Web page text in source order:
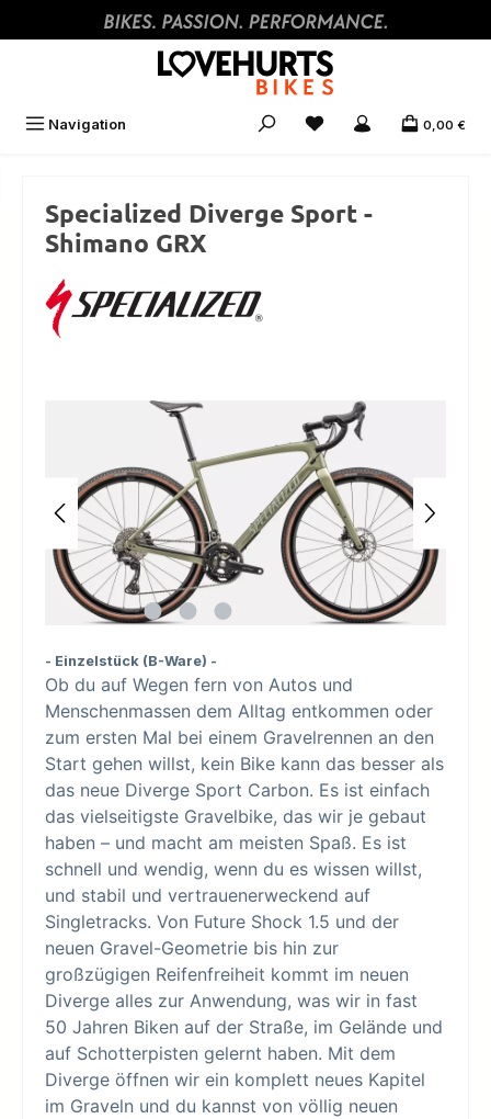
Zum Hauptinhalt springen
Navigation 0,00 €
Specialized Diverge Sport -
Shimano GRX
Bildergalerie überspringen
- Einzelstück (B-Ware) -
Ob du auf Wegen fern von Autos und
Menschenmassen dem Alltag entkommen oder
zum ersten Mal bei einem Gravelrennen an den
Start gehen willst, kein Bike kann das besser als
das neue Diverge Sport Carbon. Es ist einfach
das vielseitigste Gravelbike, das wir je gebaut
haben – und macht am meisten Spaß. Es ist
schnell und wendig, wenn du es wissen willst,
und stabil und vertrauenerweckend auf
Singletracks. Von Future Shock 1.5 und der
neuen Gravel-Geometrie bis hin zur
großzügigen Reifenfreiheit kommt im neuen
Diverge alles zur Anwendung, was wir in fast
50 Jahren Biken auf der Straße, im Gelände und
auf Schotterpisten gelernt haben. Mit dem
Diverge öffnen wir ein komplett neues Kapitel
im Graveln und du kannst von völlig neuen